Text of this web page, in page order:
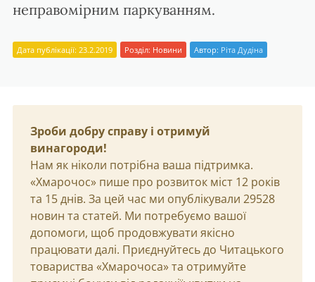
неправомірним паркуванням.
Дата публікації: 23.2.2019 Розділ: Новини Автор: Ріта Дудіна
Зроби добру справу і отримуй
винагороди!
Нам як ніколи потрібна ваша підтримка.
«Хмарочос» пише про розвиток міст 12 років
та 15 днів. За цей час ми опублікували 29528
новин та статей. Ми потребуємо вашої
допомоги, щоб продовжувати якісно
працювати далі. Приєднуйтесь до Читацького
товариства «Хмарочоса» та отримуйте